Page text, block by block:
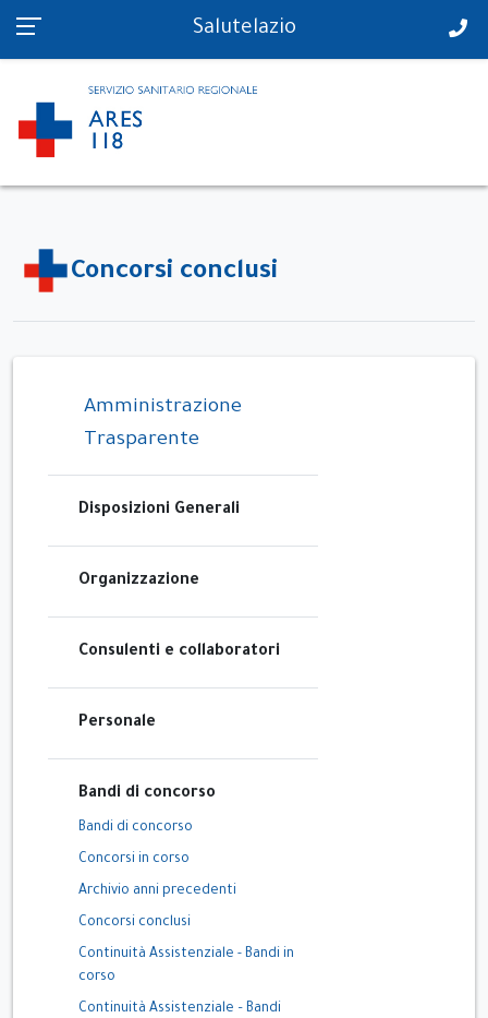
PS in tempo reale Salutelazio
Concorsi conclusi
Amministrazione
Trasparente
Disposizioni Generali
Organizzazione
Consulenti e collaboratori
Personale
Bandi di concorso
Bandi di concorso
Concorsi in corso
Archivio anni precedenti
Concorsi conclusi
Continuità Assistenziale - Bandi in
corso
Continuità Assistenziale – Bandi